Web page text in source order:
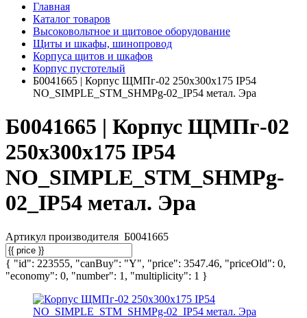
Главная
Каталог товаров
Высоковольтное и щитовое оборудование
Щиты и шкафы, шинопровод
Корпуса щитов и шкафов
Корпус пустотелый
Б0041665 | Корпус ЩМПг-02 250х300х175 IP54
NO_SIMPLE_STM_SHMPg-02_IP54 метал. Эра
Б0041665 | Корпус ЩМПг-02
250х300х175 IP54
NO_SIMPLE_STM_SHMPg-
02_IP54 метал. Эра
Артикул производителя Б0041665
{ "id": 223555, "canBuy": "Y", "price": 3547.46, "priceOld": 0,
"economy": 0, "number": 1, "multiplicity": 1 }